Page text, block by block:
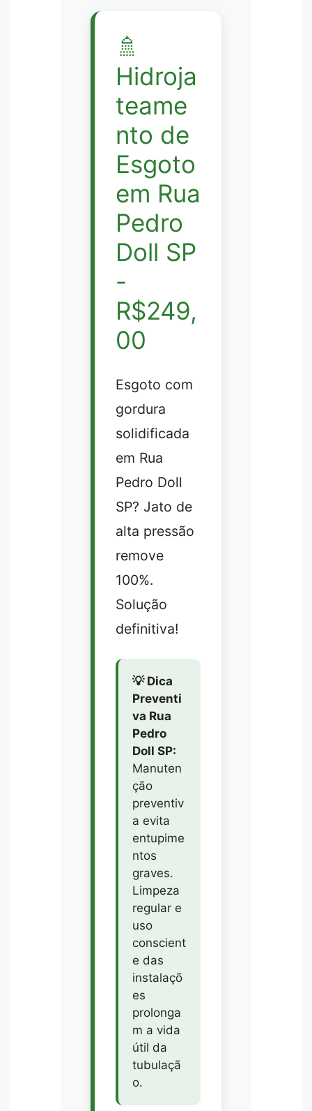
🚿
Hidroja
teame
nto de
Esgoto
em Rua
Pedro
Doll SP
-
R$249,
00
Esgoto com
gordura
solidificada
em Rua
Pedro Doll
SP? Jato de
alta pressão
remove
100%.
Solução
definitiva!
💡 Dica
Preventi
va Rua
Pedro
Doll SP:
Manuten
ção
preventiv
a evita
entupime
ntos
graves.
Limpeza
regular e
uso
conscient
e das
instalaçõ
es
prolonga
m a vida
útil da
tubulaçã
o.